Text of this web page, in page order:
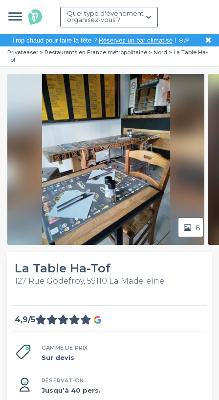
Quel type d'évènement
organisez-vous ?
Trop chaud pour faire la fête ? Réservez un bar climatisé! ❄️🎉 ✖
Privateaser Restaurants en France métropolitaine Nord
La Table Ha-
Tof
6
La Table Ha-Tof
127 Rue Godefroy, 59110 La Madeleine
4,9/5
GAMME DE PRIX
Sur devis
RÉSERVATION
Jusqu’à 40 pers.